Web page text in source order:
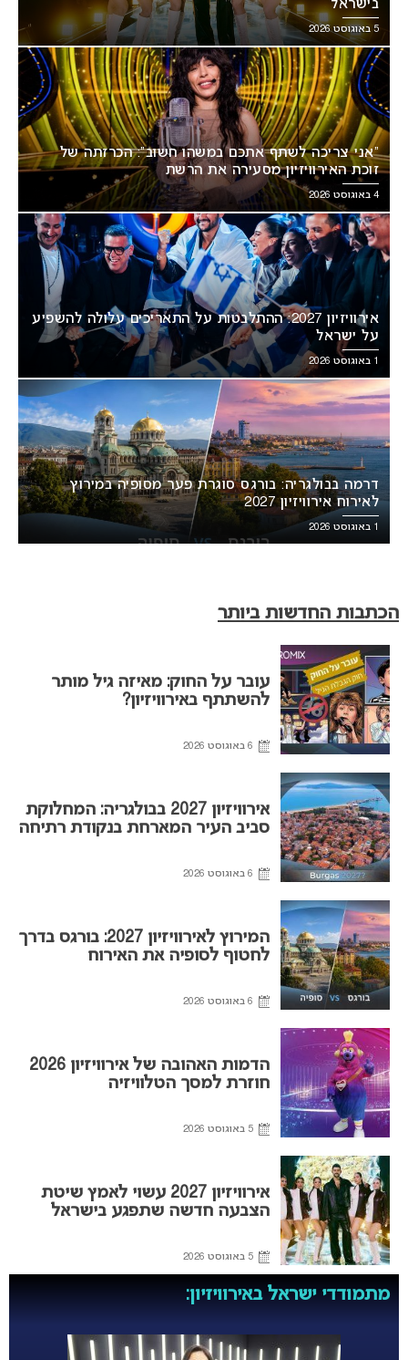
בישראל
5 באוגוסט 2026
“אני צריכה לשתף אתכם במשהו חשוב”: הכרזתה של
זוכת האירוויזיון מסעירה את הרשת
4 באוגוסט 2026
אירוויזיון 2027: ההתלבטות על התאריכים עלולה להשפיע
על ישראל
1 באוגוסט 2026
דרמה בבולגריה: בורגס סוגרת פער מסופיה במירוץ
לאירוח אירוויזיון 2027
1 באוגוסט 2026
הכתבות החדשות ביותר
עובר על החוק: מאיזה גיל מותר
להשתתף באירוויזיון?
6 באוגוסט 2026
אירוויזיון 2027 בבולגריה: המחלוקת
סביב העיר המארחת בנקודת רתיחה
6 באוגוסט 2026
המירוץ לאירוויזיון 2027: בורגס בדרך
לחטוף לסופיה את האירוח
6 באוגוסט 2026
הדמות האהובה של אירוויזיון 2026
חוזרת למסך הטלוויזיה
5 באוגוסט 2026
אירוויזיון 2027 עשוי לאמץ שיטת
הצבעה חדשה שתפגע בישראל
5 באוגוסט 2026
מתמודדי ישראל באירוויזיון: